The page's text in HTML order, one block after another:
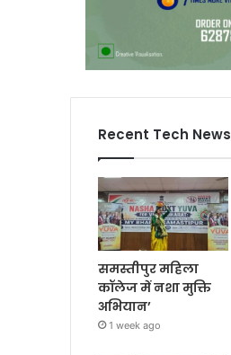
Recent Tech News
समस्तीपुर महिला
कॉलेज में नशा मुक्ति
अभियान’
1 week ago